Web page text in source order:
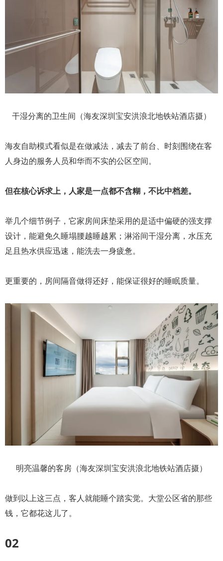
干湿分离的卫生间（海友深圳宝安洪浪北地铁站酒店摄）
海友自助模式看似是在做减法，减去了前台、时刻围绕在客
人身边的服务人员和华而不实的公区空间。
但在核心诉求上，人家是一点都不含糊，不比中档差。
举几个细节例子，它家房间床垫采用的是适中偏硬的强支撑
设计，能避免久睡塌腰越睡越累；淋浴间干湿分离，水压充
足且热水供应迅速，能洗去一身疲惫。
更重要的，房间隔音做得还好，能保证很好的睡眠质量。
明亮温馨的客房（海友深圳宝安洪浪北地铁站酒店摄）
做到以上这三点，客人就能睡个踏实觉。大堂公区省的那些
钱，它都花这儿了。
02